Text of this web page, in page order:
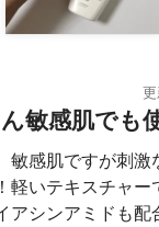
敏感肌でも
敏感肌ですが刺激
軽いテキスチャー
アシンアミドも配